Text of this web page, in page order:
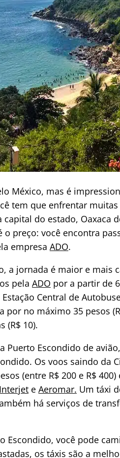
México, mas é
tem que enfrentar
capital do estado, Oaxaca
o preço: você encontra
empresa ADO.
a jornada é maior e mais
pela ADO por a partir de
Central de
por no máximo 35 pesos
(R$ 10).
Puerto Escondido de
Os voos saindo da
(entre R$ 200 e R$
Interjet e Aeromar. Um táxi
há serviços de
Escondido, você pode
os táxis são a